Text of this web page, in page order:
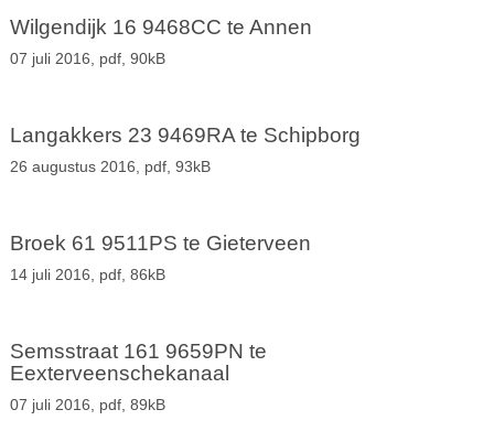
Wilgendijk 16 9468CC te Annen
07 juli 2016, pdf, 90kB
Langakkers 23 9469RA te Schipborg
26 augustus 2016, pdf, 93kB
Broek 61 9511PS te Gieterveen
14 juli 2016, pdf, 86kB
Semsstraat 161 9659PN te
Eexterveenschekanaal
07 juli 2016, pdf, 89kB